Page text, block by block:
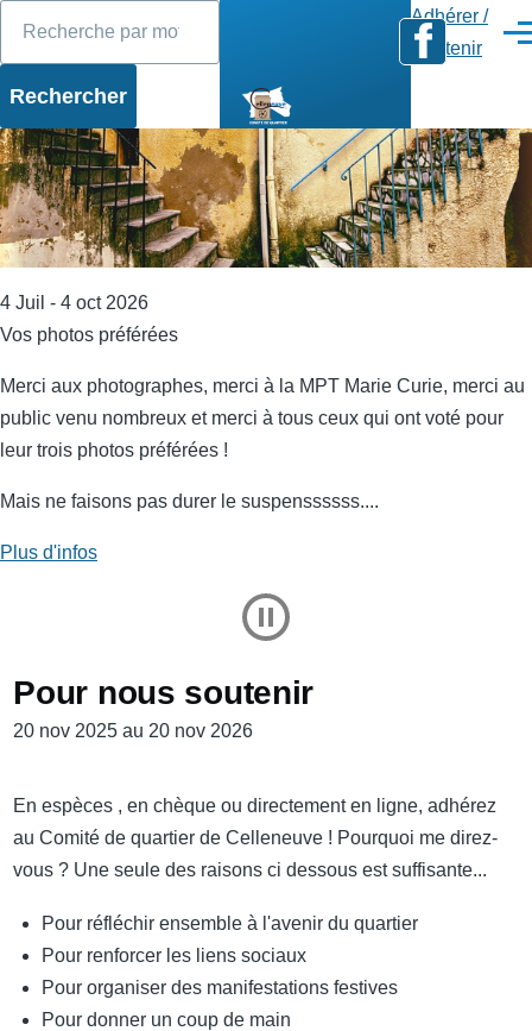
Adhérer /
Soutenir
Diaporama
4 Juil - 4 oct 2026
Vos photos préférées
Merci aux photographes, merci à la MPT Marie Curie, merci au
public venu nombreux et merci à tous ceux qui ont voté pour
leur trois photos préférées !
Mais ne faisons pas durer le suspenssssss....
Plus d'infos
Play and Stop Slideshow
Pour nous soutenir
20 nov 2025 au 20 nov 2026
En espèces , en chèque ou directement en ligne, adhérez
au Comité de quartier de Celleneuve ! Pourquoi me direz-
vous ? Une seule des raisons ci dessous est suffisante...
Pour réfléchir ensemble à l'avenir du quartier
Pour renforcer les liens sociaux
Pour organiser des manifestations festives
Pour donner un coup de main